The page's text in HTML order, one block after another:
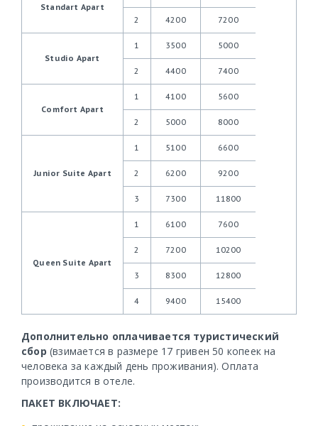
Standart Apart
2
4200 7200
Studio Apart
1 3500 5000
2 4400 7400
Comfort Apart
1 4100 5600
2 5000 8000
Junior Suite Аpart
1 5100 6600
2 6200 9200
3 7300 11800
Queen Suite Apart
1 6100 7600
2 7200 10200
3 8300 12800
4 9400 15400
Дополнительно оплачивается туристический
сбор (взимается в размере 17 гривен 50 копеек на
человека за каждый день проживания). Оплата
производится в отеле.
ПАКЕТ ВКЛЮЧАЕТ: